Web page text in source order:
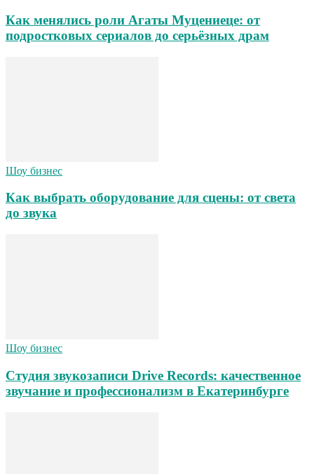
Как менялись роли Агаты Муцениеце: от
подростковых сериалов до серьёзных драм
Шоу бизнес
Как выбрать оборудование для сцены: от света
до звука
Шоу бизнес
Студия звукозаписи Drive Records: качественное
звучание и профессионализм в Екатеринбурге